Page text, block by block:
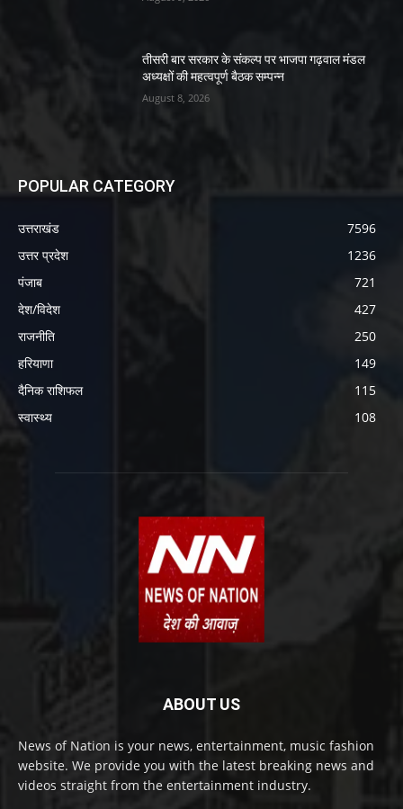
तीसरी बार सरकार के संकल्प पर भाजपा गढ़वाल मंडल
अध्यक्षों की महत्वपूर्ण बैठक सम्पन्न
August 8, 2026
POPULAR CATEGORY
उत्तराखंड
7596
उत्तर प्रदेश
1236
पंजाब
721
देश/विदेश
427
राजनीति
250
हरियाणा
149
दैनिक राशिफल
115
स्वास्थ्य
108
ABOUT US
News of Nation is your news, entertainment, music fashion
website. We provide you with the latest breaking news and
videos straight from the entertainment industry.